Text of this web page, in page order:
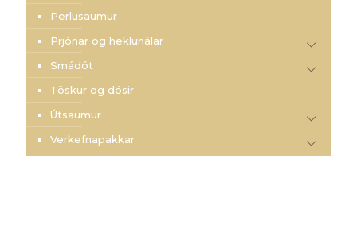
Perlusaumur
Prjónar og heklunálar
Smádót
Töskur og dósir
Útsaumur
Verkefnapakkar